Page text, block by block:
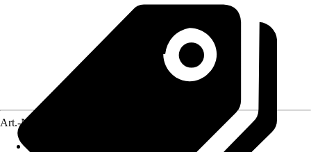
Art.-Nr.